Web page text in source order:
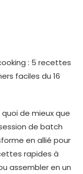
de mieux que
de batch
en allié pour
rapides à
assembler en un